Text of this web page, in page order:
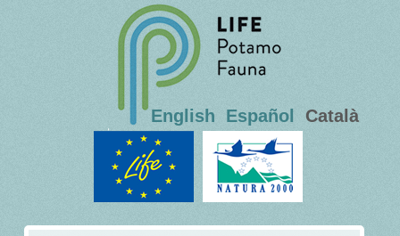
Català
Español
English